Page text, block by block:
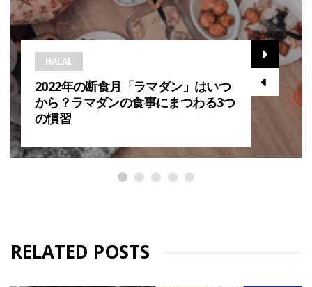
HALAL
2022年の断食月「ラマダン」はいつ
から？ラマダンの食事にまつわる3つ
の慣習
RELATED POSTS